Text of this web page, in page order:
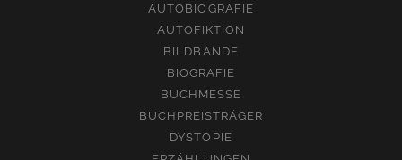
AUTOBIOGRAFIE
AUTOFIKTION
BILDBÄNDE
BIOGRAFIE
BUCHMESSE
BUCHPREISTRÄGER
DYSTOPIE